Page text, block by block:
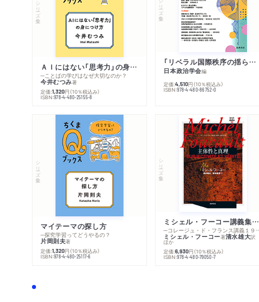
シリーズ・全集
ＡＩにはない「思考力」の身につけ方
─ことばの学びはなぜ大切なのか？
今井むつみ著
定価:1,320円 （10％税込み）
ISBN:978-4-480-25155-8
シリーズ・全集
「リベラル国際秩序の揺らぎ」再考 年報政治学２０２６‐Ⅰ
日本政治学会編
定価:4,510円 （10％税込み）
ISBN:978-4-480-86752-0
シリーズ・全集
マイテーマの探し方
─探究学習ってどうやるの？
片岡則夫著
定価:1,320円 （10％税込み）
ISBN:978-4-480-25117-6
シリーズ・全集
ミシェル・フーコー講義集成１０ 主体性と真理
─コレージュ・ド・フ
ミシェル・フーコー著清水雄大訳
ほか
定価:6,930円 （10％税込み）
ISBN:978-4-480-79050-7